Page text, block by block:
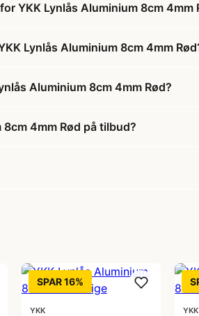
YKK Lynlås Aluminium 8cm 4mm
Lynlås Aluminium 8cm 4mm
Aluminium 8cm 4mm Rød?
4mm Rød på tilbud?
SPAR 16%
YKK YKK